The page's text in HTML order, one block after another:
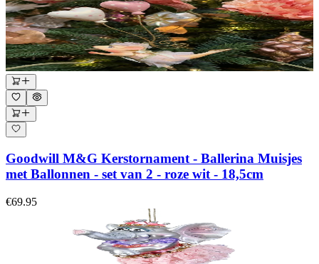
Goodwill M&G Kerstornament - Ballerina Muisjes
met Ballonnen - set van 2 - roze wit - 18,5cm
€69.95